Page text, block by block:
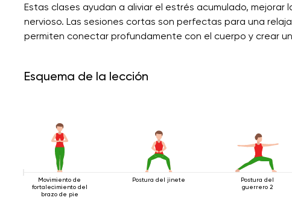
Estas clases ayudan a aliviar el estrés acumulado, mejorar
nervioso. Las sesiones cortas son perfectas para una
permiten conectar profundamente con el cuerpo y crear
Esquema de la lección
Movimiento de
fortalecimiento del
brazo de pie
Postura del jinete
Postura del
guerrero 2